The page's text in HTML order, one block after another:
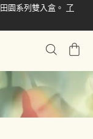
園系列雙入盒。
了
我
車